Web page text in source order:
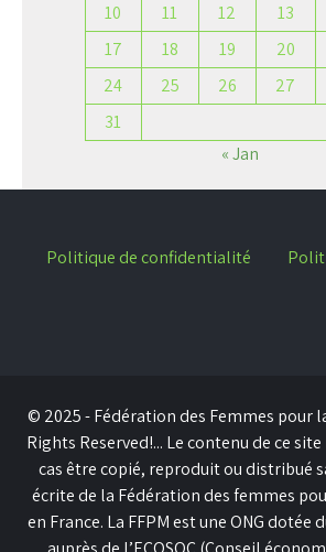
10
11 12 13
17
18 19 20
24
25 26 27
31
« Jan
Politique de confidentialité
© 2025 - Fédération des Femmes pour
Rights Reserved!... Le contenu de ce
cas être copié, reproduit ou distribué
écrite de la Fédération des femmes
en France. La FFPM est une ONG